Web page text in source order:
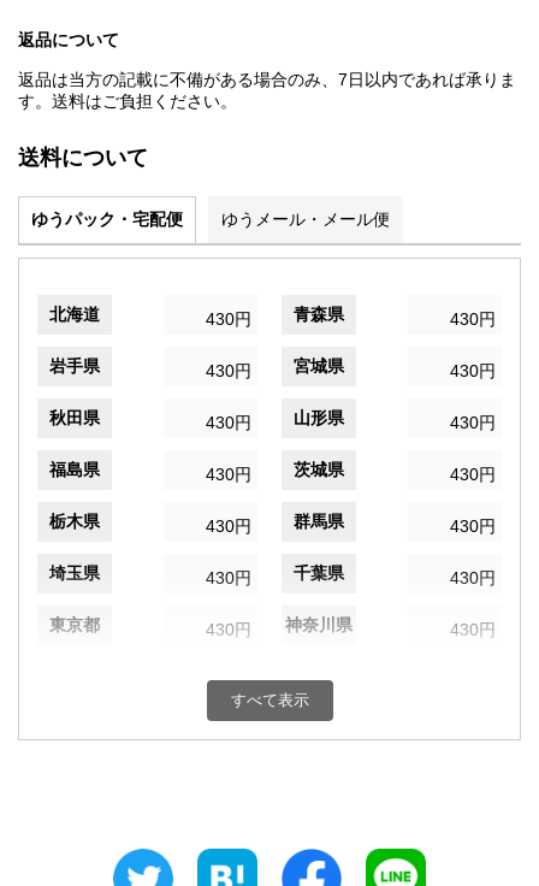
返品について
返品は当方の記載に不備がある場合のみ、7日以内であれば承りま
す。送料はご負担ください。
送料について
ゆうパック・宅配便 ゆうメール・メール便
北海道 430円 青森県 430円
岩手県 430円 宮城県 430円
秋田県 430円 山形県 430円
福島県 430円 茨城県 430円
栃木県 430円 群馬県 430円
埼玉県 430円 千葉県 430円
東京都 430円 神奈川県 430円
430円 富山県
すべて表示